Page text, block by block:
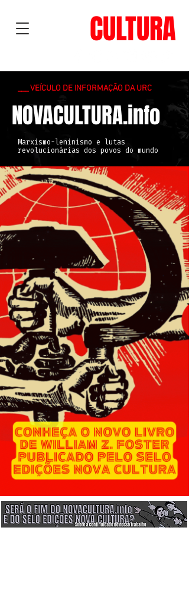
CULTURA
___ VEÍCULO DE INFORMAÇÃO DA URC
NOVACULTURA.info
Marxismo-leninismo e lutas
revolucionárias dos povos do mundo